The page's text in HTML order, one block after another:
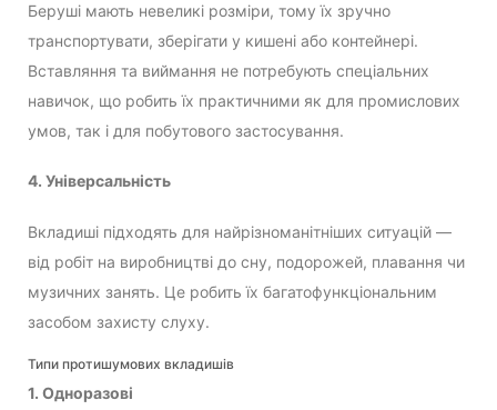
Беруші мають невеликі розміри, тому їх зручно
транспортувати, зберігати у кишені або контейнері.
Вставляння та виймання не потребують спеціальних
навичок, що робить їх практичними як для промислових
умов, так і для побутового застосування.
4. Універсальність
Вкладиші підходять для найрізноманітніших ситуацій —
від робіт на виробництві до сну, подорожей, плавання чи
музичних занять. Це робить їх багатофункціональним
засобом захисту слуху.
Типи протишумових вкладишів
1. Одноразові